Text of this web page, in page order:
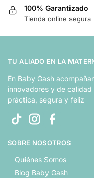
100% Garantizado
Tienda online segura
TU ALIADO EN LA
En Baby Gash
innovadores y de
práctica, segura y feliz
SOBRE NOSOTROS
Quiénes Somos
Blog Baby Gash